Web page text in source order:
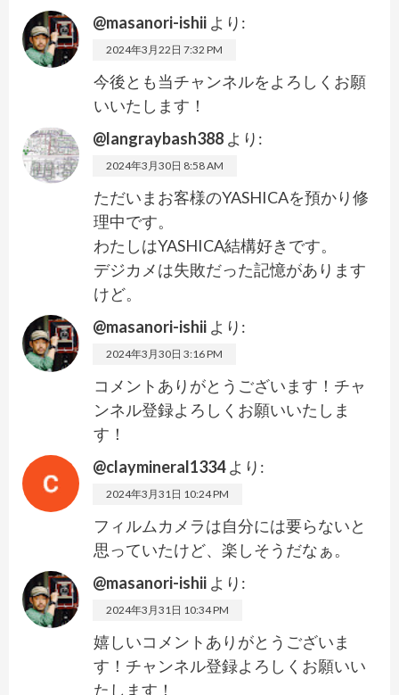
@masanori-ishii より:
2024年3月22日 7:32 PM
今後とも当チャンネルをよろしくお願
いいたします！
@langraybash388 より:
2024年3月30日 8:58 AM
ただいまお客様のYASHICAを預かり修
理中です。
わたしはYASHICA結構好きです。
デジカメは失敗だった記憶があります
けど。
@masanori-ishii より:
2024年3月30日 3:16 PM
コメントありがとうございます！チャ
ンネル登録よろしくお願いいたしま
す！
@claymineral1334 より:
2024年3月31日 10:24 PM
フィルムカメラは自分には要らないと
思っていたけど、楽しそうだなぁ。
@masanori-ishii より:
2024年3月31日 10:34 PM
嬉しいコメントありがとうございま
す！チャンネル登録よろしくお願いい
たします！